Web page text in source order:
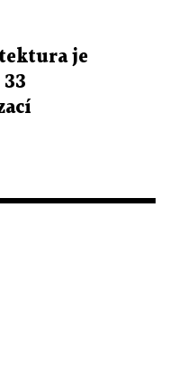
je